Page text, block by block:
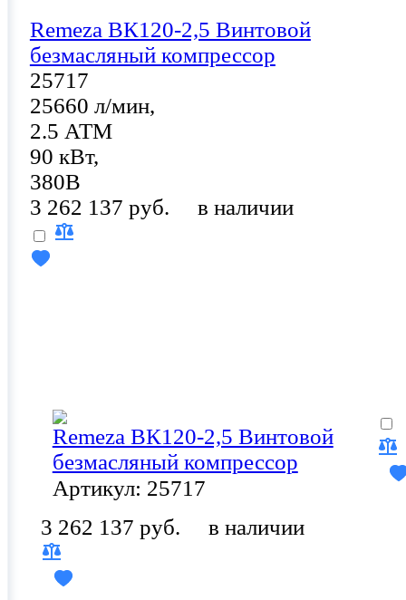
Remeza ВК120-2,5 Винтовой
безмасляный компрессор
25717
25660 л/мин,
2.5 АТМ
90 кВт,
380В
3 262 137 руб.
в наличии
Remeza ВК120-2,5 Винтовой
безмасляный компрессор
Артикул: 25717
3 262 137 руб.
в наличии